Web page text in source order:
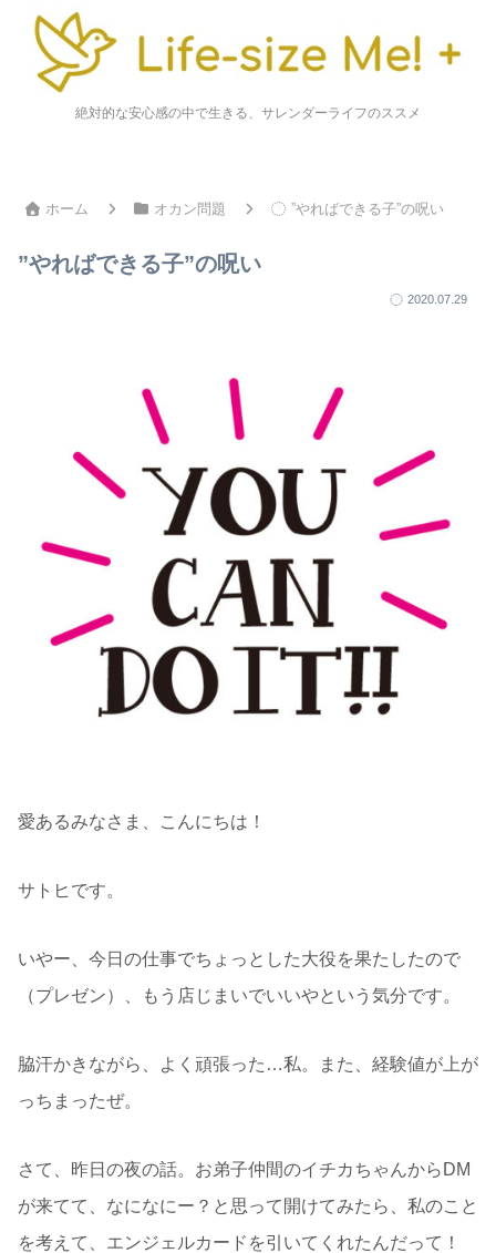
絶対的な安心感の中で生きる、サレンダーライフのススメ
ホーム オカン問題 ”やればできる子”の呪い
”やればできる子”の呪い
2020.07.29
愛あるみなさま、こんにちは！
サトヒです。
いやー、今日の仕事でちょっとした大役を果たしたので
（プレゼン）、もう店じまいでいいやという気分です。
脇汗かきながら、よく頑張った…私。また、経験値が上が
っちまったぜ。
さて、昨日の夜の話。お弟子仲間のイチカちゃんからDM
が来てて、なになにー？と思って開けてみたら、私のこと
を考えて、エンジェルカードを引いてくれたんだって！